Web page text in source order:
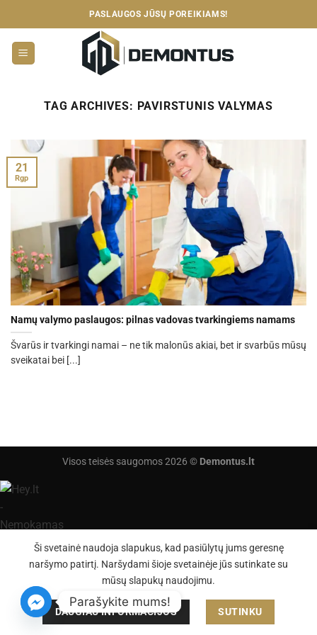
to
content
PASLAUGOS JŪSŲ POREIKIAMS!
TAG ARCHIVES: PAVIRSTUNIS VALYMAS
Namų valymo paslaugos: pilnas vadovas tvarkingiems namams
Švarūs ir tvarkingi namai – ne tik malonūs akiai, bet ir svarbūs mūsų
sveikatai bei [...]
21
Rgp
Visos teisės saugomos 2026 © Demontus.lt
Ši svetainė naudoja slapukus, kad pasiūlytų jums geresnę
naršymo patirtį. Naršydami šioje svetainėje jūs sutinkate su
mūsų slapukų naudojimu.
DAUGIAU INFORMACIJOS SUTINKU
Parašykite mums!